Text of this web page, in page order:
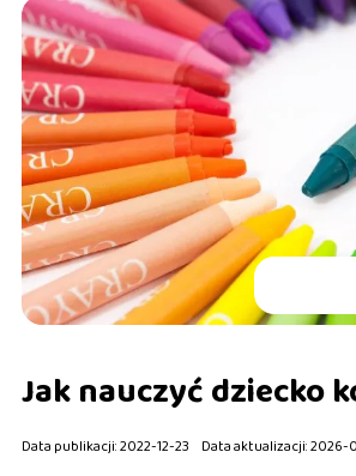
Jak nauczyć dziecko
Data publikacji: 2022-12-23 Data aktualizacji: 2026-